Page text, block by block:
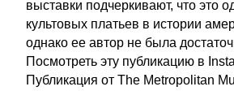
выставки подчеркивают, что это
культовых платьев в истории
однако ее автор не была
Посмотреть эту публикацию в
Публикация от The Metropolitan